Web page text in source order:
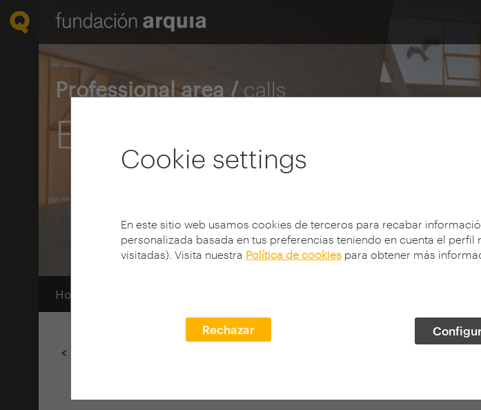
Cookie settings
En este sitio web usamos cookies de terceros para recabar
personalizada basada en tus preferencias teniendo en cuenta el
visitadas). Visita nuestra Política de cookies para obtener más
Rechazar
Professional area /calls
Explore grants
Home
< Select filters